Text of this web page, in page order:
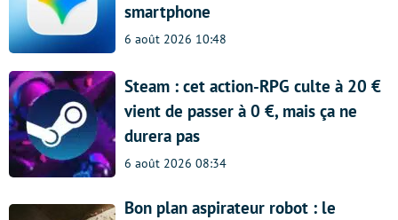
smartphone
6 août 2026 10:48
Steam : cet action-RPG culte à 20 €
vient de passer à 0 €, mais ça ne
durera pas
6 août 2026 08:34
Bon plan aspirateur robot : le